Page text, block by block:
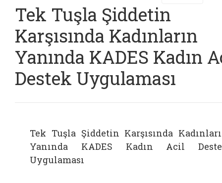
Tek Tuşla Şiddetin
Karşısında Kadınların
Yanında KADES Kadın
Destek Uygulaması
Tek Tuşla Şiddetin Karşısında
Yanında KADES Kadın Acil
Uygulaması